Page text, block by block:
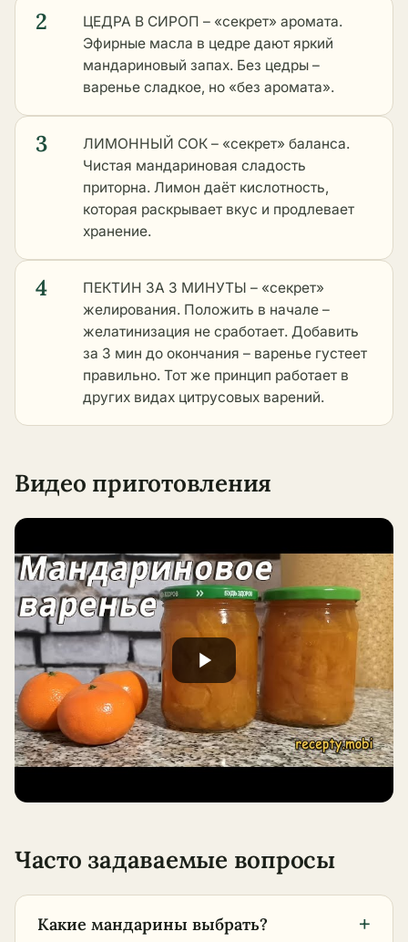
2
ЦЕДРА В СИРОП – «секрет» аромата.
Эфирные масла в цедре дают яркий
мандариновый запах. Без цедры –
варенье сладкое, но «без аромата».
3
ЛИМОННЫЙ СОК – «секрет» баланса.
Чистая мандариновая сладость
приторна. Лимон даёт кислотность,
которая раскрывает вкус и продлевает
хранение.
4
ПЕКТИН ЗА 3 МИНУТЫ – «секрет»
желирования. Положить в начале –
желатинизация не сработает. Добавить
за 3 мин до окончания – варенье густеет
правильно. Тот же принцип работает в
других видах цитрусовых варений.
Видео приготовления
Часто задаваемые вопросы
Какие мандарины выбрать? +